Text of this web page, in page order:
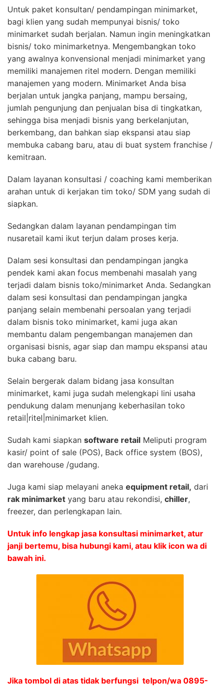
Untuk paket konsultan/ pendampingan minimarket,
bagi klien yang sudah mempunyai bisnis/ toko
minimarket sudah berjalan. Namun ingin meningkatkan
bisnis/ toko minimarketnya. Mengembangkan toko
yang awalnya konvensional menjadi minimarket yang
memiliki manajemen ritel modern. Dengan memiliki
manajemen yang modern. Minimarket Anda bisa
berjalan untuk jangka panjang, mampu bersaing,
jumlah pengunjung dan penjualan bisa di tingkatkan,
sehingga bisa menjadi bisnis yang berkelanjutan,
berkembang, dan bahkan siap ekspansi atau siap
membuka cabang baru, atau di buat system franchise /
kemitraan.
Dalam layanan konsultasi / coaching kami memberikan
arahan untuk di kerjakan tim toko/ SDM yang sudah di
siapkan.
Sedangkan dalam layanan pendampingan tim
nusaretail kami ikut terjun dalam proses kerja.
Dalam sesi konsultasi dan pendampingan jangka
pendek kami akan focus membenahi masalah yang
terjadi dalam bisnis toko/minimarket Anda. Sedangkan
dalam sesi konsultasi dan pendampingan jangka
panjang selain membenahi persoalan yang terjadi
dalam bisnis toko minimarket, kami juga akan
membantu dalam pengembangan manajemen dan
organisasi bisnis, agar siap dan mampu ekspansi atau
buka cabang baru.
Selain bergerak dalam bidang jasa konsultan
minimarket, kami juga sudah melengkapi lini usaha
pendukung dalam menunjang keberhasilan toko
retail|ritel|minimarket klien.
Sudah kami siapkan software retail Meliputi program
kasir/ point of sale (POS), Back office system (BOS),
dan warehouse /gudang.
Juga kami siap melayani aneka equipment retail, dari
rak minimarket yang baru atau rekondisi, chiller,
freezer, dan perlengkapan lain.
Untuk info lengkap jasa konsultasi minimarket, atur
janji bertemu, bisa hubungi kami, atau klik icon wa di
bawah ini.
Jika tombol di atas tidak berfungsi telpon/wa 0895-